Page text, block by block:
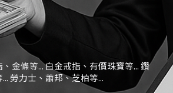
金條等... 白金戒指、有價珠寶等... 鑽
勞力士、蕭邦、芝柏等...